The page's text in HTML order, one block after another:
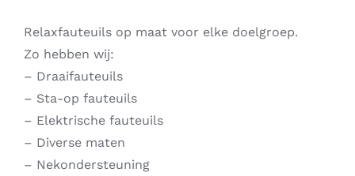
Relaxfauteuils op maat voor elke doelgroep.
Zo hebben wij:
– Draaifauteuils
– Sta-op fauteuils
– Elektrische fauteuils
– Diverse maten
– Nekondersteuning